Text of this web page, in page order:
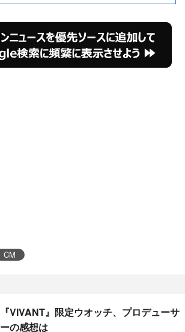
CM
『VIVANT』限定ウオッチ、プロデューサ
ーの感想は